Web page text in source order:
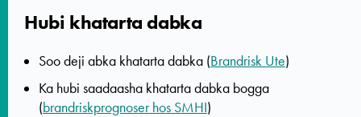
Hubi khatarta dabka
Soo deji abka khatarta dabka (Brandrisk Ute)
Ka hubi saadaasha khatarta dabka bogga
(brandriskprognoser hos SMHI)